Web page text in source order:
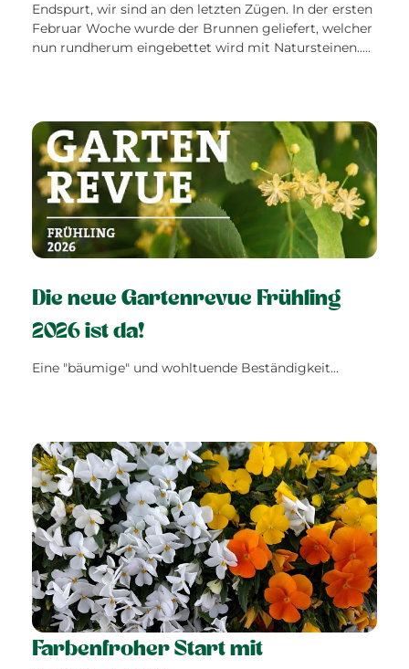
Endspurt, wir sind an den letzten Zügen. In der ersten
Februar Woche wurde der Brunnen geliefert, welcher
nun rundherum eingebettet wird mit Natursteinen.....
Die neue Gartenrevue Frühling
2026 ist da!
Eine "bäumige" und wohltuende Beständigkeit...
Farbenfroher Start mit